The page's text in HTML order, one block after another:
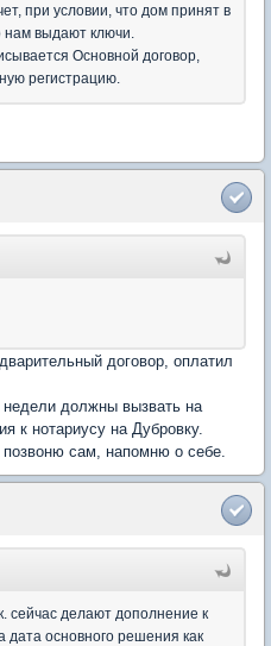
при условии, что дом принят в
нам выдают ключи.
Основной договор,
регистрацию.
договор, оплатил
должны вызвать на
к нотариусу на Дубровку.
сам, напомню о себе.
сейчас делают дополнение к
основного решения как